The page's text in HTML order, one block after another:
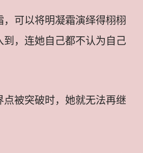
，可以将明凝霜演绎得栩栩
到，连她自己都不认为自己
点被突破时，她就无法再继